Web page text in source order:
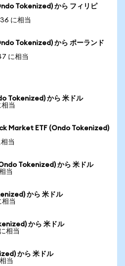
Tokenized) から フィリピ
に相当
Tokenized) から ポーランド
に相当
Tokenized) から 米ドル
当
Market ETF (Ondo Tokenized)
当
Tokenized) から 米ドル
当
から 米ドル
相当
から 米ドル
相当
から 米ドル
当